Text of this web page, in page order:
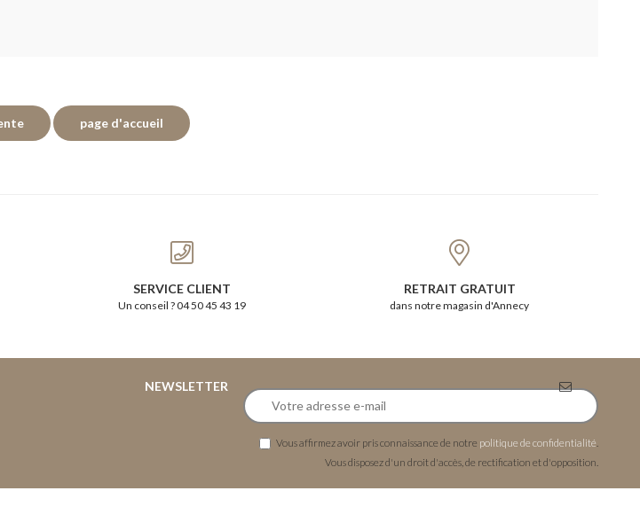
SERVICE CLIENT
Un conseil ? 04 50 45 43 19
RETRAIT GRATUIT
dans notre magasin d'Annecy
NEWSLETTER
Vous affirmez avoir pris connaissance de notre politique de confidentialité
Vous disposez d'un droit d'accès, de rectification et d'opposition.